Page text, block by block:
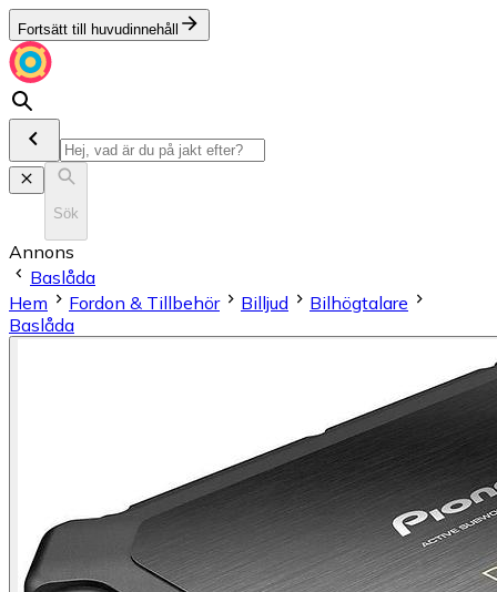
Fortsätt till huvudinnehåll
Sök
Annons
Baslåda
Hem
Fordon & Tillbehör Billjud
Bilhögtalare
Baslåda